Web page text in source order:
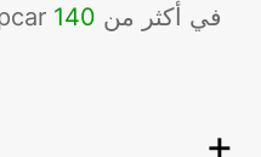
موقعًا لشركة Europcar في أكثر من 140